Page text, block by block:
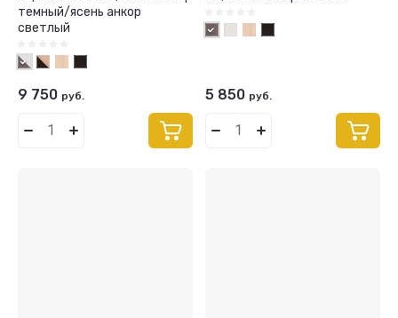
темный/ясень анкор
светлый
9 750 руб. 5 850 руб.